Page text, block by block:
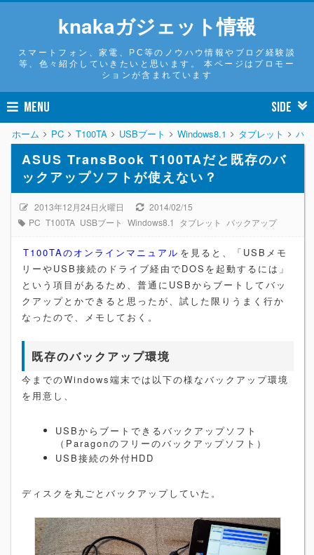
knakaガジェット情報
スマートフォン、家電、PC等のノウハウ情報やブログ経験談
等、色々紹介していきたいと思います。 本ページはプロモー
ションが含まれています
MENU SIDE
ホーム PC T100TA USBブート Windows8.1 タブレット バ
ASUS TransBook T100TAだと既存のバ
ックアップソフトが使えない？
2013年12月24日火曜日
2014/02/15
PC T100TA USBブート Windows8.1 タブレット バックアップ
T100TAのオンラインマニュアル を見ると、「USBメモ
リーやUSB接続のドライブ経由でDOSを起動するには」
という項目があるため、普通にUSBからブートしてバッ
クアップとかできると思ったが、試した限りうまく行か
なったので、メモしておく。
既存のバックアップ環境
今までのWindows端末では以下の様なバックアップ環境
を用意し、
USBからブートできるバックアップソフト
（Paragonのフリーのバックアップソフト）
USB接続の外付HDD
ディスクを丸ごとバックアップしていた。